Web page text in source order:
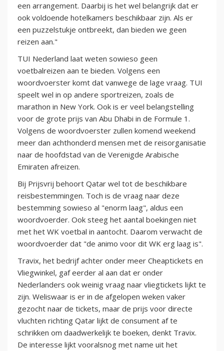
een arrangement. Daarbij is het wel belangrijk dat er
ook voldoende hotelkamers beschikbaar zijn. Als er
een puzzelstukje ontbreekt, dan bieden we geen
reizen aan."
TUI Nederland laat weten sowieso geen
voetbalreizen aan te bieden. Volgens een
woordvoerster komt dat vanwege de lage vraag. TUI
speelt wel in op andere sportreizen, zoals de
marathon in New York. Ook is er veel belangstelling
voor de grote prijs van Abu Dhabi in de Formule 1.
Volgens de woordvoerster zullen komend weekend
meer dan achthonderd mensen met de reisorganisatie
naar de hoofdstad van de Verenigde Arabische
Emiraten afreizen.
Bij Prijsvrij behoort Qatar wel tot de beschikbare
reisbestemmingen. Toch is de vraag naar deze
bestemming sowieso al "enorm laag", aldus een
woordvoerder. Ook steeg het aantal boekingen niet
met het WK voetbal in aantocht. Daarom verwacht de
woordvoerder dat "de animo voor dit WK erg laag is".
Travix, het bedrijf achter onder meer Cheaptickets en
Vliegwinkel, gaf eerder al aan dat er onder
Nederlanders ook weinig vraag naar vliegtickets lijkt te
zijn. Weliswaar is er in de afgelopen weken vaker
gezocht naar de tickets, maar de prijs voor directe
vluchten richting Qatar lijkt de consument af te
schrikken om daadwerkelijk te boeken, denkt Travix.
De interesse lijkt vooralsnog met name uit het